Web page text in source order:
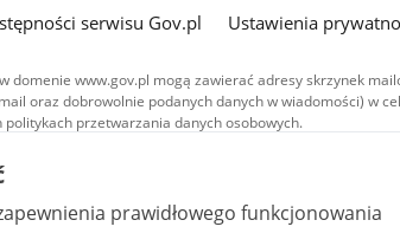
serwisu Gov.pl
Ustawienia
domenie www.gov.pl mogą zawierać adresy skrzynek
oraz dobrowolnie podanych danych w wiadomości) w
politykach przetwarzania danych osobowych.
tekstowe publikowane w serwisie (z wyłączeniem treści
na licencji typu Creative Commons: uznanie
4.0 (CC BY-SA 4.0). Materiały audiowizualne, w tym
na licencji typu Creative Commons: uznanie
prawidłowego funkcjonowania